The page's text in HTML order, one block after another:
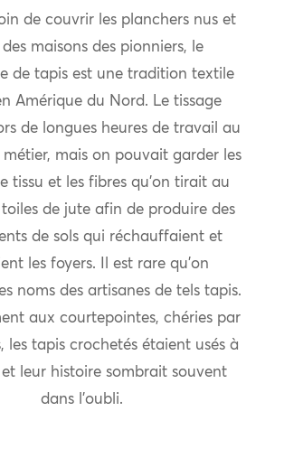
de couvrir les planchers nus et
maisons des pionniers, le
de tapis est une tradition textile
Amérique du Nord. Le tissage
de longues heures de travail au
mais on pouvait garder les
tissu et les fibres qu’on tirait au
de jute afin de produire des
de sols qui réchauffaient et
les foyers. Il est rare qu’on
noms des artisanes de tels tapis.
aux courtepointes, chéries par
les tapis crochetés étaient usés à
et leur histoire sombrait souvent
dans l’oubli.